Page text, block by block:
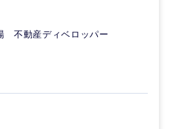
不動産ディベロッパー